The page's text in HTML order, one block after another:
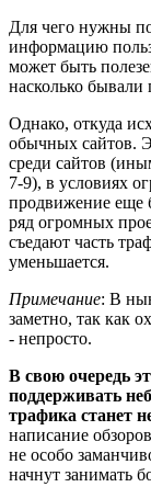
Для чего нужны
информацию
может быть
насколько
Однако, откуда
обычных сайтов.
среди сайтов
7-9), в условиях
продвижение еще
ряд огромных
съедают часть
уменьшается.
Примечание: В
заметно, так как
- непросто.
В свою очередь
поддерживать
трафика станет
написание
не особо
начнут занимать